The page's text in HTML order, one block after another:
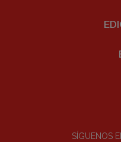
SÍGUENOS